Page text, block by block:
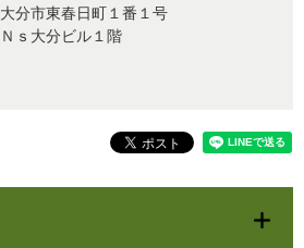
大分市東春日町１番１号
Ｎｓ大分ビル１階